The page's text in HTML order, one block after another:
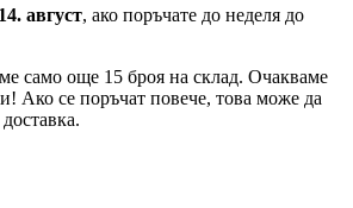
август, ако поръчате до неделя до
само още 15 броя на склад. Очакваме
Ако се поръчат повече, това може да